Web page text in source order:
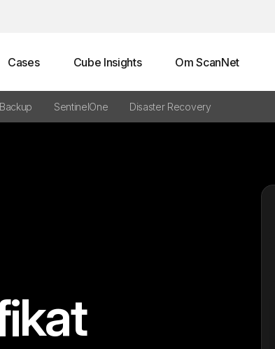
Cases Cube Insights Om ScanNet
SentinelOne Disaster Recovery